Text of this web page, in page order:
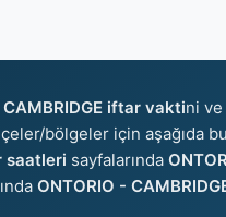
CAMBRIDGE iftar vaktini ve
bölgeler için aşağıda
saatleri sayfalarında
ONTORIO -